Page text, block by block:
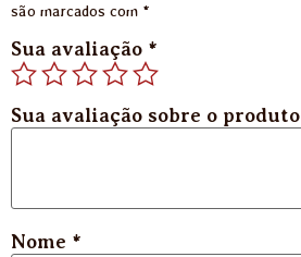
são marcados com *
Sua avaliação *
Sua avaliação sobre o produto
Nome *